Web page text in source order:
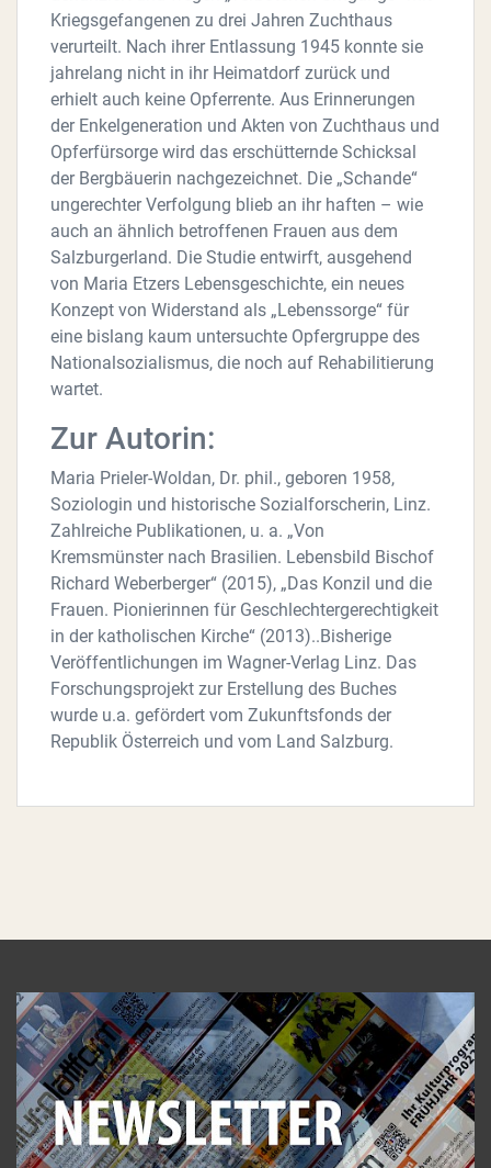
Kriegsgefangenen zu drei Jahren Zuchthaus
verurteilt. Nach ihrer Entlassung 1945 konnte sie
jahrelang nicht in ihr Heimatdorf zurück und
erhielt auch keine Opferrente. Aus Erinnerungen
der Enkelgeneration und Akten von Zuchthaus und
Opferfürsorge wird das erschütternde Schicksal
der Bergbäuerin nachgezeichnet. Die „Schande“
ungerechter Verfolgung blieb an ihr haften – wie
auch an ähnlich betroffenen Frauen aus dem
Salzburgerland. Die Studie entwirft, ausgehend
von Maria Etzers Lebensgeschichte, ein neues
Konzept von Widerstand als „Lebenssorge“ für
eine bislang kaum untersuchte Opfergruppe des
Nationalsozialismus, die noch auf Rehabilitierung
wartet.
Zur Autorin:
Maria Prieler-Woldan, Dr. phil., geboren 1958,
Soziologin und historische Sozialforscherin, Linz.
Zahlreiche Publikationen, u. a. „Von
Kremsmünster nach Brasilien. Lebensbild Bischof
Richard Weberberger“ (2015), „Das Konzil und die
Frauen. Pionierinnen für Geschlechtergerechtigkeit
in der katholischen Kirche“ (2013)..Bisherige
Veröffentlichungen im Wagner-Verlag Linz. Das
Forschungsprojekt zur Erstellung des Buches
wurde u.a. gefördert vom Zukunftsfonds der
Republik Österreich und vom Land Salzburg.